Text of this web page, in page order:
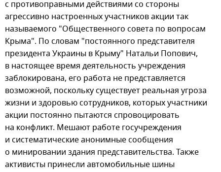
с противоправными действиями со стороны
агрессивно настроенных участников акции так
называемого "Общественного совета по вопросам
Крыма". По словам "постоянного представителя
президента Украины в Крыму" Натальи Попович,
в настоящее время деятельность учреждения
заблокирована, его работа не представляется
возможной, поскольку существует реальная угроза
жизни и здоровью сотрудников, которых участники
акции постоянно пытаются спровоцировать
на конфликт. Мешают работе госучреждения
и систематические анонимные сообщения
о минировании здания представительства. Также
активисты принесли автомобильные шины